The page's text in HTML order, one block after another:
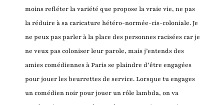
moins refléter la variété que propose la vraie vie, ne pas
la réduire à sa caricature hétéro-normée-cis-coloniale. Je
ne peux pas parler à la place des personnes racisées car je
ne veux pas coloniser leur parole, mais j’entends des
amies comédiennes à Paris se plaindre d’être engagées
pour jouer les beurrettes de service. Lorsque tu engages
un comédien noir pour jouer un rôle lambda, on va